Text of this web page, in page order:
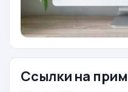
Ссылки на